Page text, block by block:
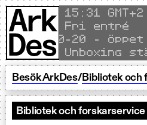
Hoppa till innehållet
Local time
15
31 GMT+2
Fri entré
10–20 - Öppet
Unboxing
Besök ArkDes/Bibliotek och
Bibliotek och forskarservice